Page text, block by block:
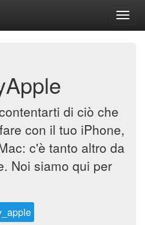
di ciò che
con il tuo iPhone,
c'è tanto altro da
Noi siamo qui per